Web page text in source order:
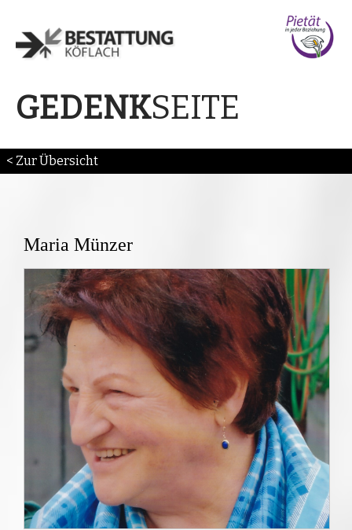
GEDENKSEITE
< Zur Übersicht
Maria Münzer